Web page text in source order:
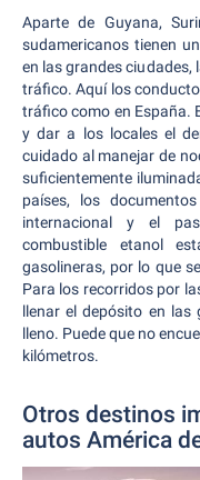
Aparte de Guyana,
sudamericanos tienen
en las grandes ciudades,
tráfico. Aquí los
tráfico como en España.
y dar a los locales el
cuidado al manejar de
suficientemente
países, los
internacional y el
combustible etanol
gasolineras, por lo que
Para los recorridos por
llenar el depósito en las
lleno. Puede que no
kilómetros.
Otros destinos
autos América